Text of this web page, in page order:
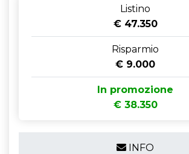
Listino
€ 47.350
Risparmio
€ 9.000
In promozione
€ 38.350
INFO